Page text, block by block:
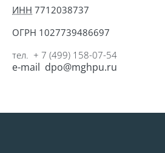
ИНН 7712038737
ОГРН 1027739486697
тел. + 7 (499) 158-07-54
e-mail dpo@mghpu.ru